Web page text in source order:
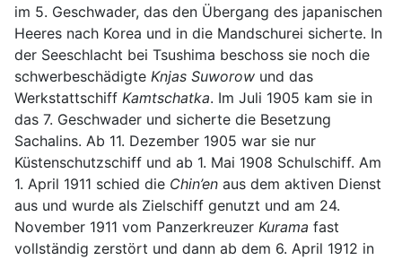
im 5. Geschwader, das den Übergang des japanischen
Heeres nach Korea und in die Mandschurei sicherte. In
der Seeschlacht bei Tsushima beschoss sie noch die
schwerbeschädigte Knjas Suworow und das
Werkstattschiff Kamtschatka. Im Juli 1905 kam sie in
das 7. Geschwader und sicherte die Besetzung
Sachalins. Ab 11. Dezember 1905 war sie nur
Küstenschutzschiff und ab 1. Mai 1908 Schulschiff. Am
1. April 1911 schied die Chin’en aus dem aktiven Dienst
aus und wurde als Zielschiff genutzt und am 24.
November 1911 vom Panzerkreuzer Kurama fast
vollständig zerstört und dann ab dem 6. April 1912 in